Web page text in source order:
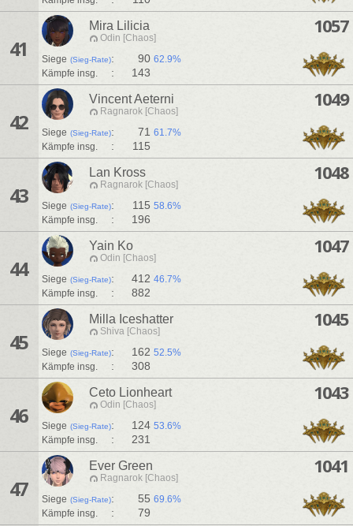
41
Mira Lilicia
Odin [Chaos]
Siege (Sieg-Rate): 90 62.9%
Kämpfe insg.
: 143
1057
42
Vincent Aeterni
Ragnarok [Chaos]
Siege (Sieg-Rate): 71 61.7%
Kämpfe insg.
: 115
1049
43
Lan Kross
Ragnarok [Chaos]
Siege (Sieg-Rate): 115 58.6%
Kämpfe insg.
: 196
1048
44
Yain Ko
Odin [Chaos]
Siege (Sieg-Rate): 412 46.7%
Kämpfe insg.
: 882
1047
45
Milla Iceshatter
Shiva [Chaos]
Siege (Sieg-Rate): 162 52.5%
Kämpfe insg.
: 308
1045
46
Ceto Lionheart
Odin [Chaos]
Siege (Sieg-Rate): 124 53.6%
Kämpfe insg.
: 231
1043
47
Ever Green
Ragnarok [Chaos]
Siege (Sieg-Rate): 55 69.6%
Kämpfe insg.
: 79
1041